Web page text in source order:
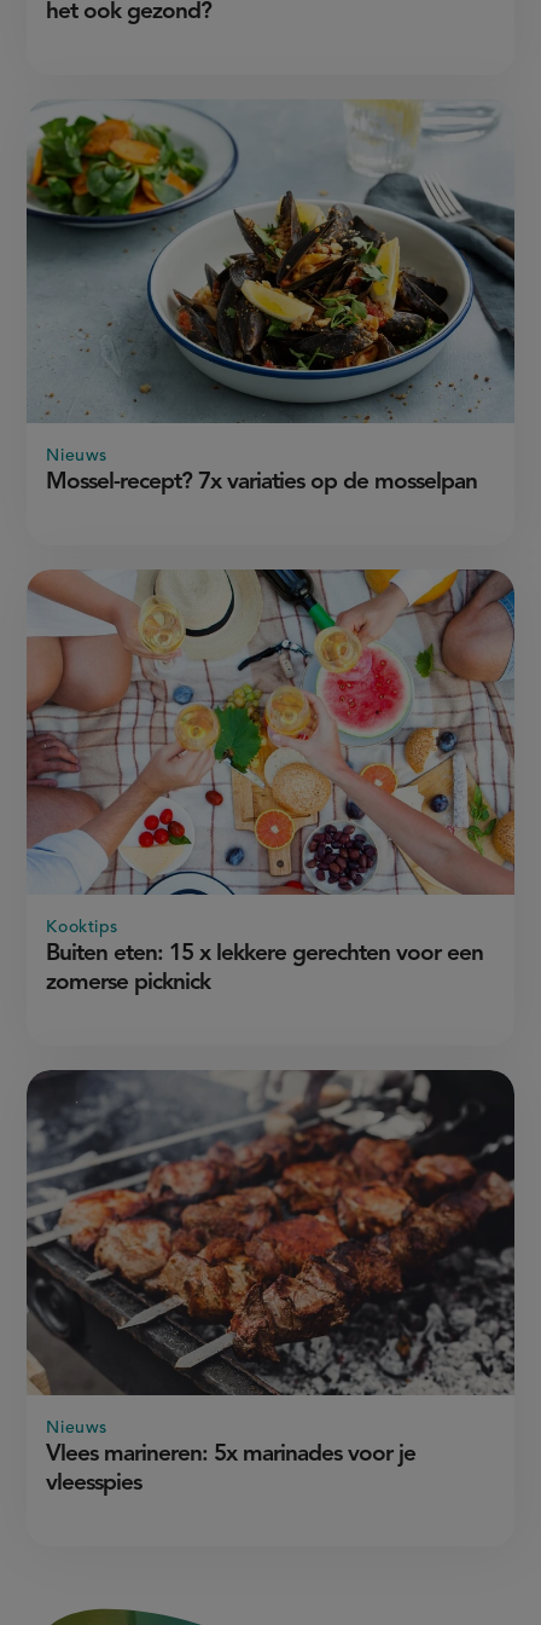
het ook gezond?
Mossel-recept? 7x variaties op de mosselpan
Nieuws
Buiten eten: 15 x lekkere gerechten voor een
zomerse picknick
Kooktips
Vlees marineren: 5x marinades voor je
vleesspies
Nieuws